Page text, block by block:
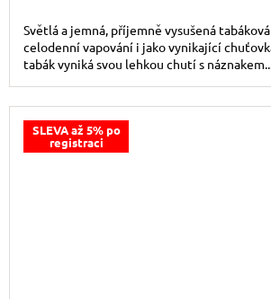
Světlá a jemná, příjemně vysušená
celodenní vapování i jako vynikající
tabák vyniká svou lehkou chutí s
SLEVA až 5% po
registraci